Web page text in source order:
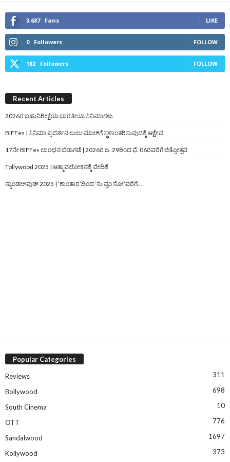
3,687 Fans LIKE
0 Followers FOLLOW
182 Followers FOLLOW
Recent Articles
2026ರ ಬಹುನಿರೀಕ್ಷೆಯ ಭಾರತೀಯ ಸಿನಿಮಾಗಳು
BIFFes | ಸಿನಿಮಾ ಪ್ರದರ್ಶನ ಲುಲು ಮಾಲ್‌ಗೆ ಸ್ಥಳಾಂತರಿಸುವುದಕ್ಕೆ ಆಕ್ಷೇಪ
17ನೇ BIFFes ಲಾಂಛನ ಬಿಡುಗಡೆ | 2026ರ ಜ. 29ರಿಂದ ಫೆ. 06ರವರೆಗೆ ಚಿತ್ರೋತ್ಸವ
Tollywood 2025 | ಆತ್ಮಾವಲೋಕನಕ್ಕೆ ವೇದಿಕೆ
ಸ್ಯಾಂಡಲ್‌ವುಡ್‌ 2025 | ‘ಕಾಂತಾರ’ದಿಂದ ‘ಸು ಫ್ರಂ ಸೋ’ವರೆಗೆ…
Popular Categories
Reviews 311
Bollywood 698
South Cinema 10
OTT 776
Sandalwood 1697
Kollywood 373